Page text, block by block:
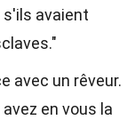
s'ils avaient
avec un rêveur.
en vous la